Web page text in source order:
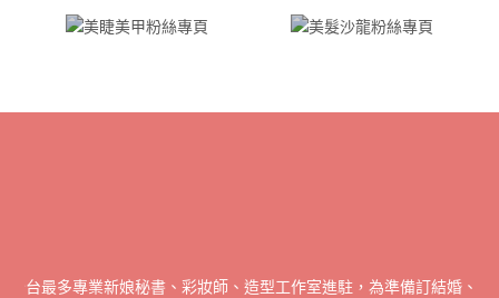
全台最多專業新娘秘書、彩妝師、造型工作室進駐，為準備訂結婚、